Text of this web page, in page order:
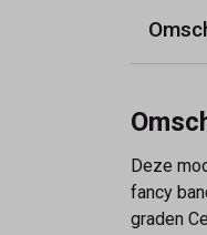
Deze
fancy
graden